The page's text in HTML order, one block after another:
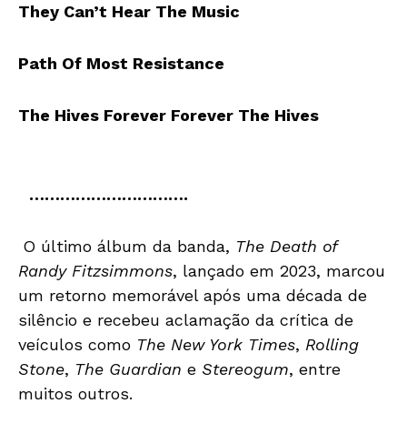
They Can’t Hear The Music
Path Of Most Resistance
The Hives Forever Forever The Hives
………………………….
O último álbum da banda, The Death of
Randy Fitzsimmons, lançado em 2023, marcou
um retorno memorável após uma década de
silêncio e recebeu aclamação da crítica de
veículos como The New York Times, Rolling
Stone, The Guardian e Stereogum, entre
muitos outros.